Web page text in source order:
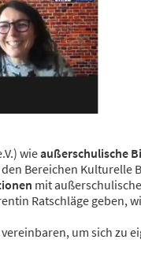
wieaußerschulische
Bereichen Kulturelle
mit
Ratschläge geben,
um sich zu